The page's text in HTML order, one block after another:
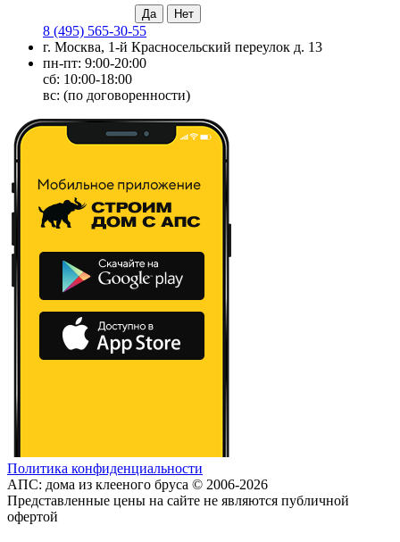
8 (495) 565-30-55
г. Москва, 1-й Красносельский переулок д. 13
пн-пт: 9:00-20:00
сб: 10:00-18:00
вс: (по договоренности)
Политика конфиденциальности
АПС: дома из клееного бруса © 2006-2026
Представленные цены на сайте не являются публичной
офертой